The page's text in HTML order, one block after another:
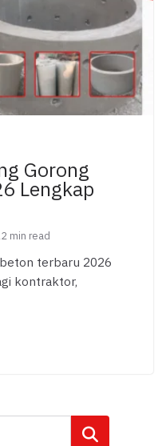
Gorong
Lengkap
min read
terbaru 2026
kontraktor,
Cari